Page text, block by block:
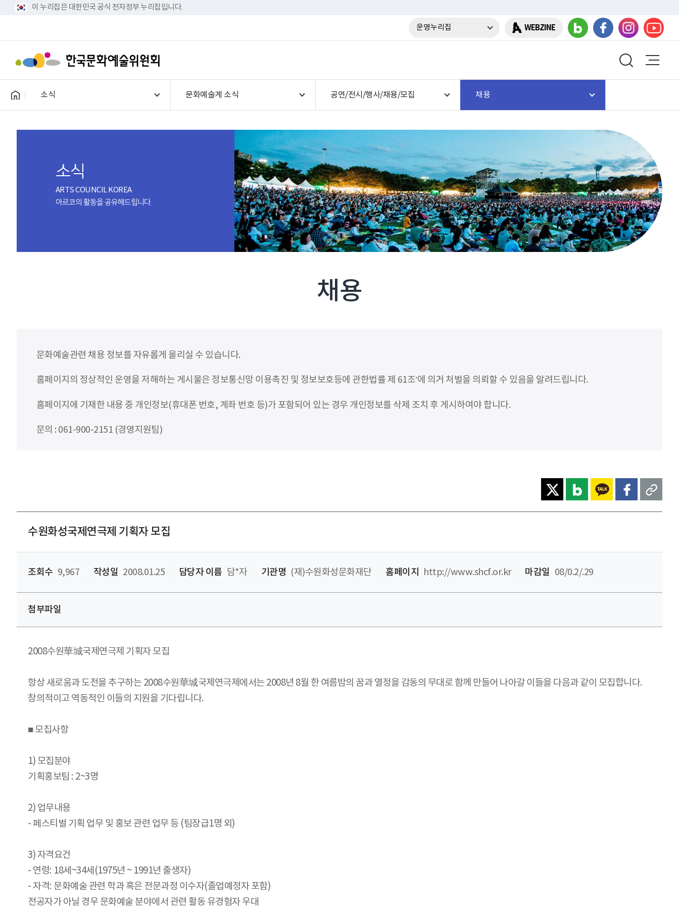
이 누리집은 대한민국 공식 전자정부 누리집입니다.
운영누리집 WEBZINE
소식 문화예술계 소식 공연/전시/행사/채용/모집 채용
소식
ARTS COUNCIL KOREA
아르코의 활동을 공유해드립니다.
채용
문화예술관련 채용 정보를 자유롭게 올리실 수 있습니다.
홈페이지의 정상적인 운영을 저해하는 게시물은 정보통신망 이용촉진 및 정보보호등에 관한법률 제 61조’에 의거 처벌을 의뢰할 수 있음을 알려드립니다.
홈페이지에 기재한 내용 중 개인정보(휴대폰 번호, 계좌 번호 등)가 포함되어 있는 경우 개인정보를 삭제 조치 후 게시하여야 합니다.
문의 : 061-900-2151 (경영지원팀)
수원화성국제연극제 기획자 모집
조회수 9,967 작성일 2008.01.25 담당자 이름 담*자 기관명 (재)수원화성문화재단 홈페이지 http://www.shcf.or.kr 마감일 08/0.2/.29
첨부파일
2008수원華城국제연극제 기획자 모집
항상 새로움과 도전을 추구하는 2008수원華城국제연극제에서는 2008년 8월 한 여름밤의 꿈과 열정을 감동의 무대로 함께 만들어 나아갈 이들을 다음과 같이 모집합니다.
창의적이고 역동적인 이들의 지원을 기다립니다.
■ 모집사항
1) 모집분야
기획홍보팀 : 2~3명
2) 업무내용
- 페스티벌 기획 업무 및 홍보 관련 업무 등 (팀장급1명 외)
3) 자격요건
- 연령: 18세~34세(1975년 ~ 1991년 출생자)
- 자격: 문화예술 관련 학과 혹은 전문과정 이수자(졸업예정자 포함)
전공자가 아닐 경우 문화예술 분야에서 관련 활동 유경험자 우대